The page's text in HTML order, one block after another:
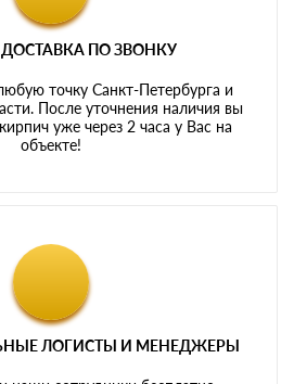
ПО ЗВОНКУ
точку Санкт-Петербурга и
После уточнения наличия вы
уже через 2 часа у Вас на
объекте!
ЛОГИСТЫ И МЕНЕДЖЕРЫ